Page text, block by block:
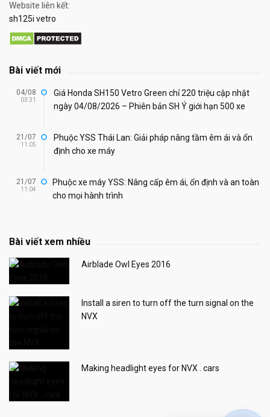
Website liên kết:
sh125i vetro
Bài viết mới
04/08
03:31
Giá Honda SH150 Vetro Green chỉ 220 triệu cập nhật
ngày 04/08/2026 – Phiên bản SH Ý giới hạn 500 xe
21/07
11:05
Phuộc YSS Thái Lan: Giải pháp nâng tầm êm ái và ổn
định cho xe máy
21/07
11:04
Phuộc xe máy YSS: Nâng cấp êm ái, ổn định và an toàn
cho mọi hành trình
Bài viết xem nhiều
Airblade Owl Eyes 2016
Install a siren to turn off the turn signal on the
NVX
Making headlight eyes for NVX . cars